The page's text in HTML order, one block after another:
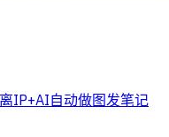
IP+AI自动做图发笔记